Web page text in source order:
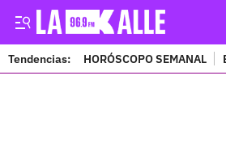
Tendencias: HORÓSCOPO SEMANAL